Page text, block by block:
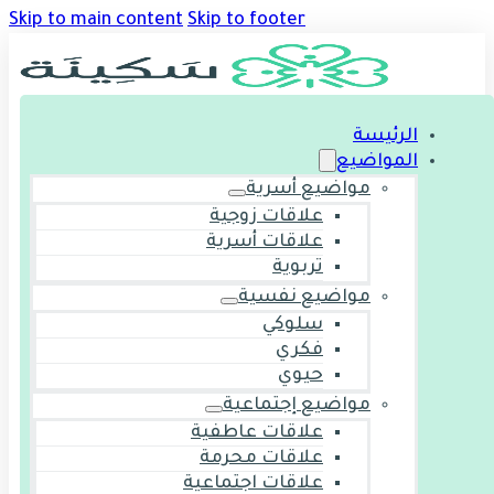
Skip to main content Skip to footer
الرئيسة
المواضيع
مواضيع أسرية
علاقات زوجية
علاقات أسرية
تربوية
مواضيع نفسية
سلوكي
فكري
حيوي
مواضيع إجتماعية
علاقات عاطفية
علاقات محرمة
علاقات اجتماعية